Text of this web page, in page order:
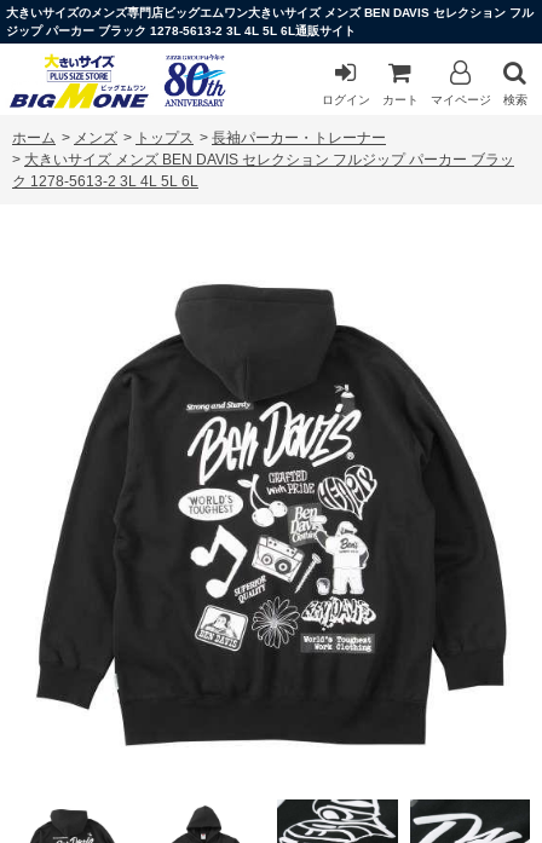
大きいサイズのメンズ専門店ビッグエムワン大きいサイズ メンズ BEN DAVIS セレクション フル
ジップ パーカー ブラック 1278-5613-2 3L 4L 5L 6L通販サイト
ログイン カート マイページ 検索
ホーム > メンズ > トップス > 長袖パーカー・トレーナー
> 大きいサイズ メンズ BEN DAVIS セレクション フルジップ パーカー ブラッ
ク 1278-5613-2 3L 4L 5L 6L